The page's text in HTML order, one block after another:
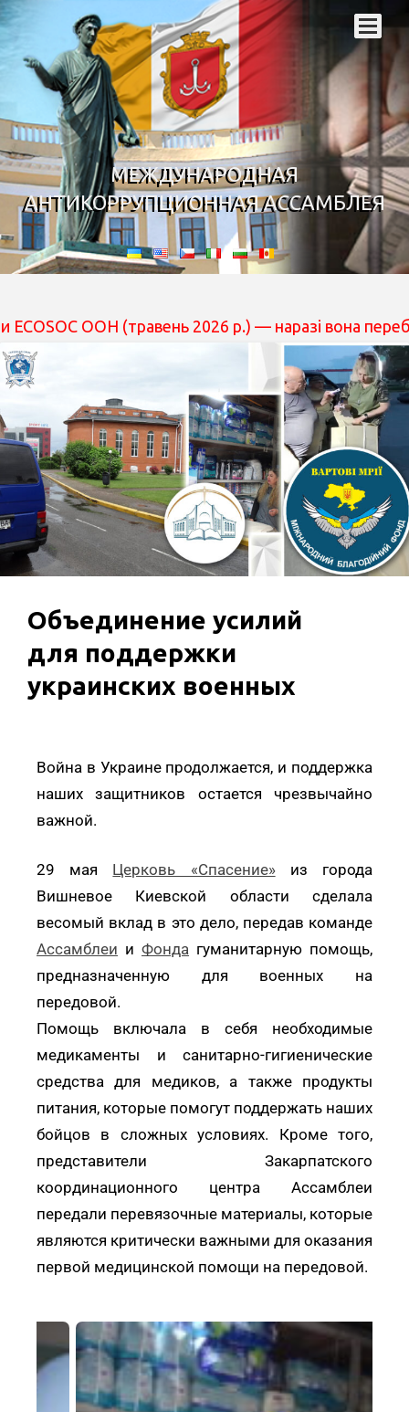
МЕЖДУНАРОДНАЯ
АНТИКОРРУПЦИОННАЯ АССАМБЛЕЯ
ООН (травень 2026 р.) — наразі вона
Объединение усилий
для поддержки
украинских военных
Война в Украине продолжается, и поддержка
наших защитников остается чрезвычайно
важной.
29 мая Церковь «Спасение»из города
Вишневое Киевской области сделала
весомый вклад в это дело, передав команде
Ассамблеи и Фонда гуманитарную помощь,
предназначенную для военных на
передовой.
Помощь включала в себя необходимые
медикаменты и санитарно-гигиенические
средства для медиков, а также продукты
питания, которые помогут поддержать наших
бойцов в сложных условиях. Кроме того,
представители Закарпатского
координационного центра Ассамблеи
передали перевязочные материалы, которые
являются критически важными для оказания
первой медицинской помощи на передовой.